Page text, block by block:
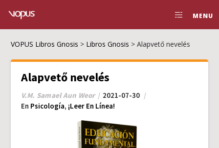
MENU
VOPUS Libros Gnosis > Libros Gnosis >Alapvető nevelés
Alapvető nevelés
V.M. Samael Aun Weor
2021-07-30
En Psicología, ¡Leer En Línea!